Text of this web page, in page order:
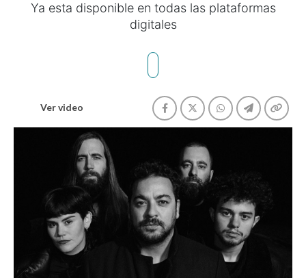
Ya esta disponible en todas las plataformas
digitales
Ver video